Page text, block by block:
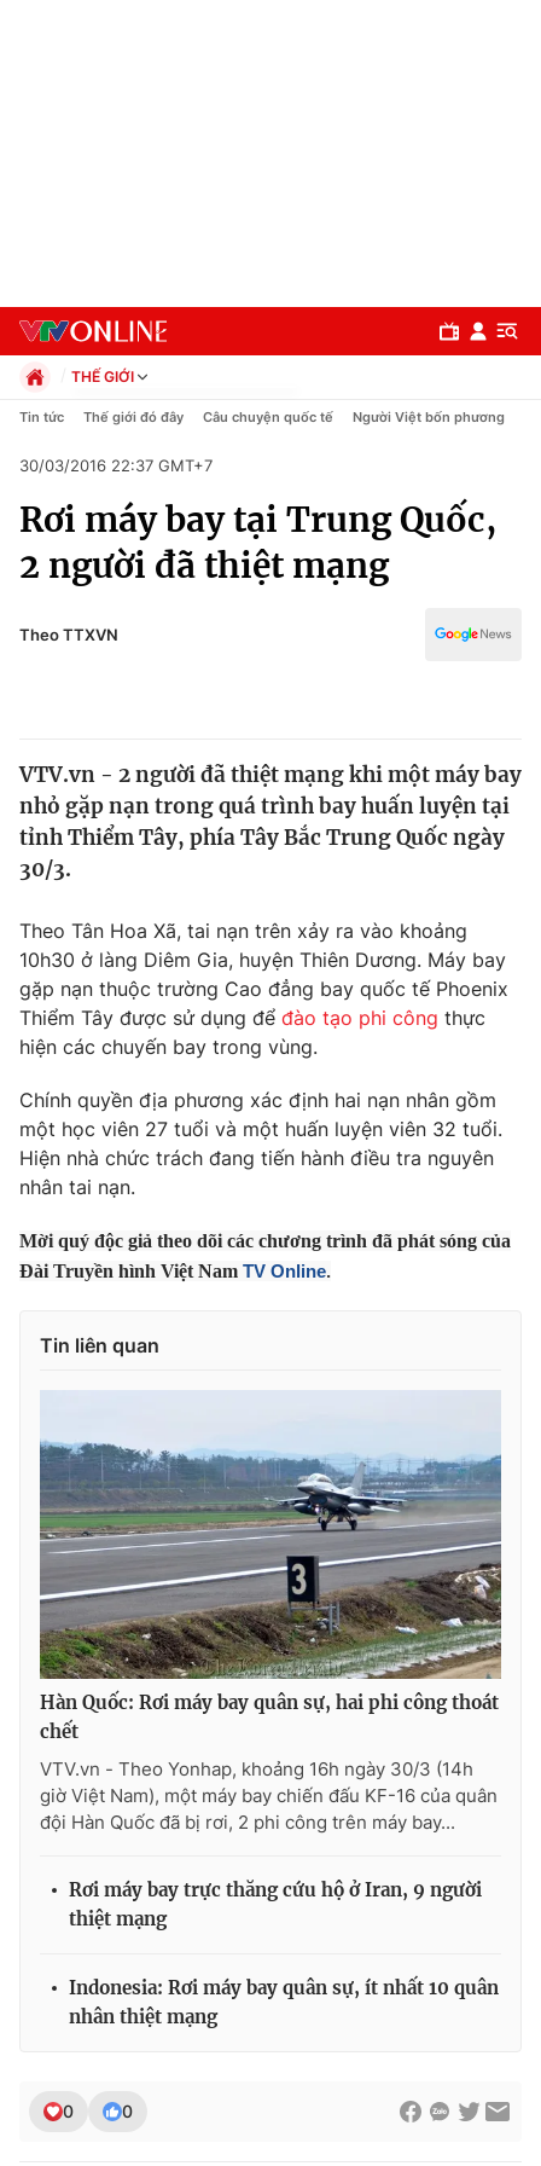
Chuyên mục
Chính trị
Thế giới
Tin tức
Thế giới đó đây
Câu chuyện quốc tế
Tài chính
Thị trường
Góc doanh nghiệp
Dữ liệu và đời sống
Truyền hình
Phim VTV
Hậu trường
Nhân vật
Khán giả
Giải sao mai
Giải trí
Điện ảnh
Đời sống
Du lịch
Làm đẹp
Giáo dục
Học trực tuyến
Thị trường
Tư vấn
Giao lưu trực tuyến
Lịch phát sóng
Chuyên mục khác
Emagazine Podcast
Photo Infographic
Video
VTV Money VTV Thể thao
VTV Sức khoẻ Bất động sản
VTV4
VTV9
THẾ GIỚI
Chính trị
Pháp luật
Kinh tế
Thể thao
Truyền hình
Y tế
Tin tức Thế giới đó đây Câu chuyện quốc tế Người Việt bốn phương
30/03/2016 22:37 GMT+7
Rơi máy bay tại Trung Quốc,
2 người đã thiệt mạng
Theo TTXVN
VTV.vn - 2 người đã thiệt mạng khi một máy bay
nhỏ gặp nạn trong quá trình bay huấn luyện tại
tỉnh Thiểm Tây, phía Tây Bắc Trung Quốc ngày
30/3.
Theo Tân Hoa Xã, tai nạn trên xảy ra vào khoảng
10h30 ở làng Diêm Gia, huyện Thiên Dương. Máy bay
gặp nạn thuộc trường Cao đẳng bay quốc tế Phoenix
Thiểm Tây được sử dụng để đào tạo phi công thực
hiện các chuyến bay trong vùng.
Chính quyền địa phương xác định hai nạn nhân gồm
một học viên 27 tuổi và một huấn luyện viên 32 tuổi.
Hiện nhà chức trách đang tiến hành điều tra nguyên
nhân tai nạn.
Mời quý độc giả theo dõi các chương trình đã phát sóng của
Đài Truyền hình Việt Nam TV Online.
Tin liên quan
Hàn Quốc: Rơi máy bay quân sự, hai phi công thoát
chết
VTV.vn - Theo Yonhap, khoảng 16h ngày 30/3 (14h
giờ Việt Nam), một máy bay chiến đấu KF-16 của quân
đội Hàn Quốc đã bị rơi, 2 phi công trên máy bay...
Rơi máy bay trực thăng cứu hộ ở Iran, 9 người
thiệt mạng
Indonesia: Rơi máy bay quân sự, ít nhất 10 quân
nhân thiệt mạng
0 0